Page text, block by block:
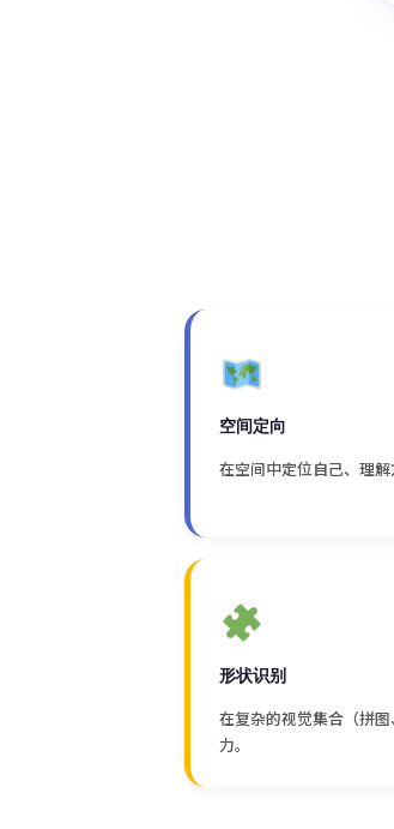
空间定向
在空间中定位自己、理
形状识别
在复杂的视觉集合（拼
力。